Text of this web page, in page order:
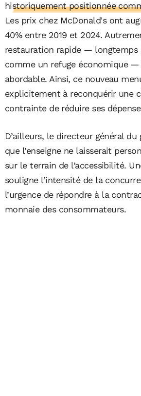
historiquement positionnée
Les prix chez McDonald's ont
40% entre 2019 et 2024.
restauration rapide — longtemps
comme un refuge économique
abordable. Ainsi, ce nouveau
explicitement à reconquérir une
contrainte de réduire ses
D’ailleurs, le directeur général
que l’enseigne ne laisserait
sur le terrain de l’accessibilité.
souligne l’intensité de la
l’urgence de répondre à la
monnaie des consommateurs.